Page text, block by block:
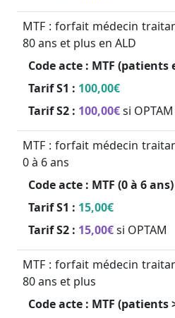
MTF : forfait médecin
80 ans et plus en ALD
Code acte : MTF (patients
Tarif S1 : 100,00€
Tarif S2 : 100,00€si OPTAM
MTF : forfait médecin
0 à 6 ans
Code acte : MTF (0 à 6 ans)
Tarif S1 : 15,00€
Tarif S2 : 15,00€si OPTAM
MTF : forfait médecin
80 ans et plus
Code acte : MTF (patients